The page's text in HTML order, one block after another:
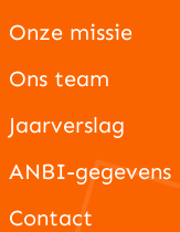
Onze missie
Ons team
Jaarverslag
ANBI-gegevens
Contact